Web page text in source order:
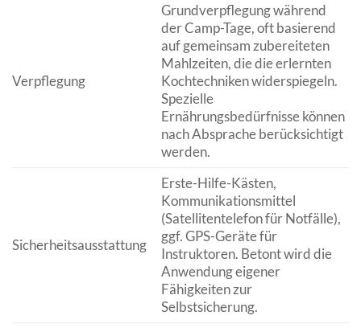
Verpflegung
Grundverpflegung während
der Camp-Tage, oft basierend
auf gemeinsam zubereiteten
Mahlzeiten, die die erlernten
Kochtechniken widerspiegeln.
Spezielle
Ernährungsbedürfnisse können
nach Absprache berücksichtigt
werden.
Sicherheitsausstattung
Erste-Hilfe-Kästen,
Kommunikationsmittel
(Satellitentelefon für Notfälle),
ggf. GPS-Geräte für
Instruktoren. Betont wird die
Anwendung eigener
Fähigkeiten zur
Selbstsicherung.